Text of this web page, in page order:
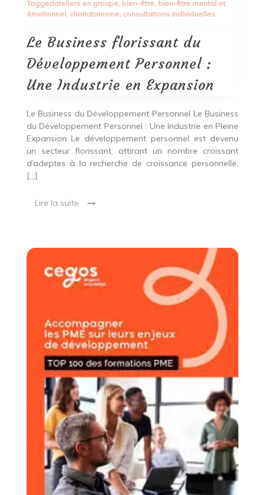
florissant
du
Personnel
:
Industrie
Expansion
Taggedateliers en groupe, bien-être, bien-être mental et
émotionnel, charlatanisme, consultations individuelles
Le Business florissant du
Développement Personnel :
Une Industrie en Expansion
Le Business du Développement Personnel Le Business
du Développement Personnel : Une Industrie en Pleine
Expansion Le développement personnel est devenu
un secteur florissant, attirant un nombre croissant
d’adeptes à la recherche de croissance personnelle,
[…]
Lire la suite